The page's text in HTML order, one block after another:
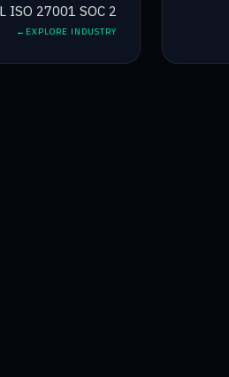
ISO 27001 SOC 2
EXPLORE INDUSTRY